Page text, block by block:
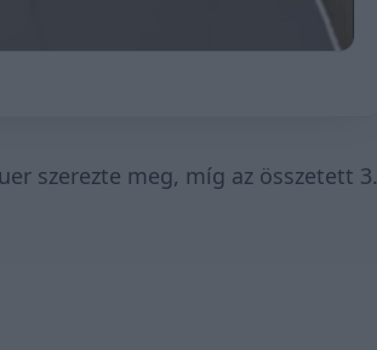
szerezte meg, míg az összetett 3.